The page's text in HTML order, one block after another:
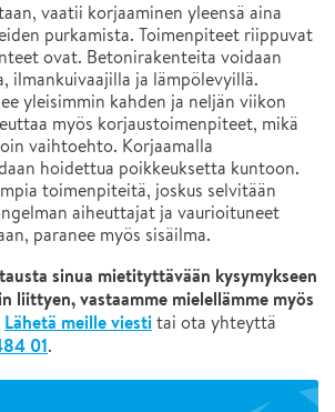
vaatii korjaaminen yleensä aina
purkamista. Toimenpiteet riippuvat
ovat. Betonirakenteita voidaan
ilmankuivaajilla ja lämpölevyillä.
yleisimmin kahden ja neljän viikon
myös korjaustoimenpiteet, mikä
vaihtoehto. Korjaamalla
hoidettua poikkeuksetta kuntoon.
toimenpiteitä, joskus selvitään
aiheuttajat ja vaurioituneet
paranee myös sisäilma.
sinua mietityttävään kysymykseen
liittyen, vastaamme mielellämme myös
Lähetä meille viestitai ota yhteyttä
01.